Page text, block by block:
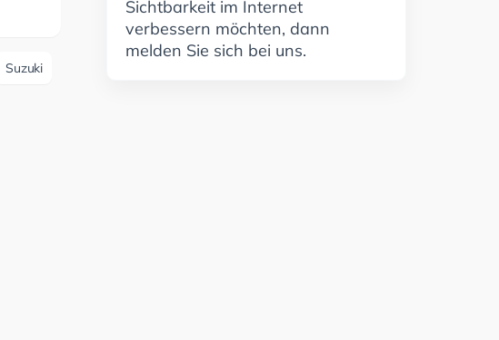
Suzuki
Sichtbarkeit im Internet
verbessern möchten, dann
melden Sie sich bei uns.